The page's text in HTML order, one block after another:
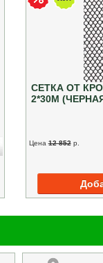
СЕТКА ОТ
2*30М
Цена 12 852 p.